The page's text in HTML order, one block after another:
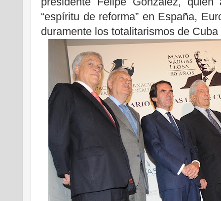
“espíritu de reforma” en España,
duramente los totalitarismos de